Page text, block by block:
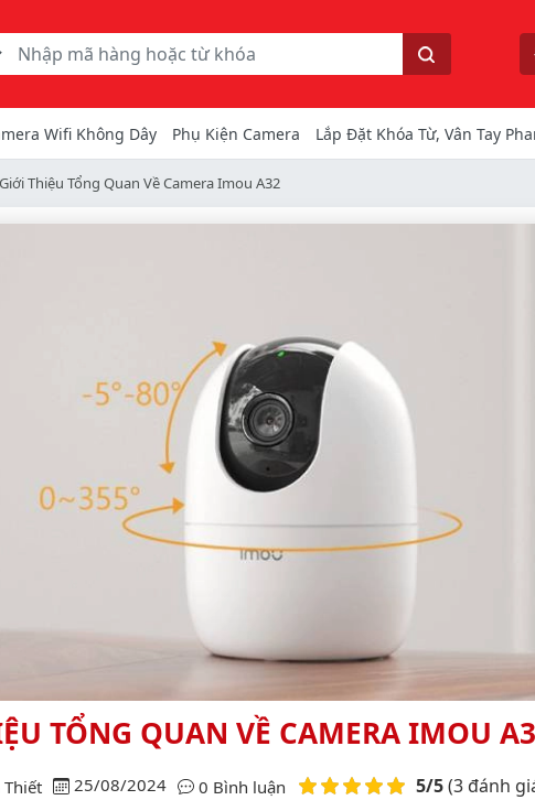
Tìm kiếm
Wifi Không Dây Phụ Kiện Camera Lắp Đặt Khóa Từ, Vân Tay
Giới Thiệu Tổng Quan Về Camera Imou A32
TỔNG QUAN VỀ CAMERA IMOU
Thiết 25/08/2024 0 Bình luận Điểm đánh giá 5/5(3 đánh